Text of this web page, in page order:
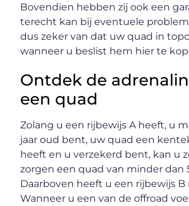
Bovendien hebben zij ook een
terecht kan bij eventuele
dus zeker van dat uw quad in
wanneer u beslist hem hier te
Ontdek de
een quad
Zolang u een rijbewijs A heeft, u
jaar oud bent, uw quad een
heeft en u verzekerd bent, kan u
zorgen een quad van minder dan
Daarboven heeft u een rijbewijs B
Wanneer u een van de offroad